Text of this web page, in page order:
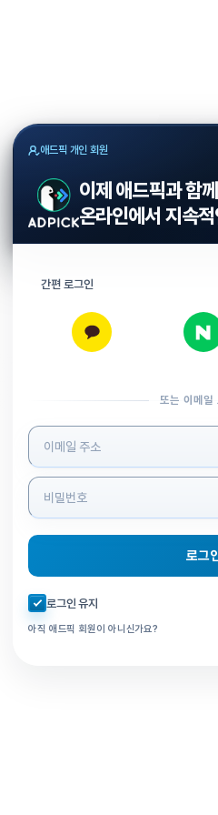
애드픽 개인 회원
이제 애드픽과 함께
온라인에서 지속
간편 로그인
또는 이메일
로그인 정보 입력
로그
자동로그인 체크
로그인 유지
아직 애드픽 회원이 아니신가요?